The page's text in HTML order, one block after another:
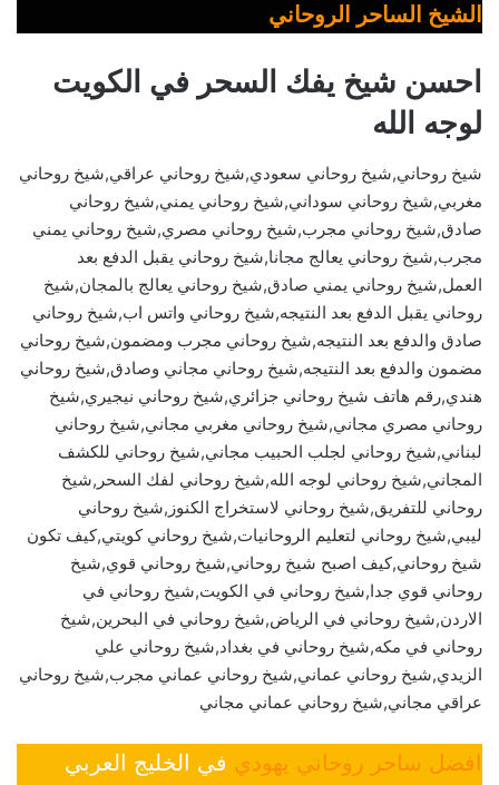
الشيخ الساحر الروحاني
احسن شيخ يفك السحر في الكويت
لوجه الله
شيخ روحاني,شيخ روحاني سعودي,شيخ روحاني عراقي,شيخ روحاني
مغربي,شيخ روحاني سوداني,شيخ روحاني يمني,شيخ روحاني
صادق,شيخ روحاني مجرب,شيخ روحاني مصري,شيخ روحاني يمني
مجرب,شيخ روحاني يعالج مجانا,شيخ روحاني يقبل الدفع بعد
العمل,شيخ روحاني يمني صادق,شيخ روحاني يعالج بالمجان,شيخ
روحاني يقبل الدفع بعد النتيجه,شيخ روحاني واتس اب,شيخ روحاني
صادق والدفع بعد النتيجه,شيخ روحاني مجرب ومضمون,شيخ روحاني
مضمون والدفع بعد النتيجه,شيخ روحاني مجاني وصادق,شيخ روحاني
هندي,رقم هاتف شيخ روحاني جزائري,شيخ روحاني نيجيري,شيخ
روحاني مصري مجاني,شيخ روحاني مغربي مجاني,شيخ روحاني
لبناني,شيخ روحاني لجلب الحبيب مجاني,شيخ روحاني للكشف
المجاني,شيخ روحاني لوجه الله,شيخ روحاني لفك السحر,شيخ
روحاني للتفريق,شيخ روحاني لاستخراج الكنوز,شيخ روحاني
ليبي,شيخ روحاني لتعليم الروحانيات,شيخ روحاني كويتي,كيف تكون
شيخ روحاني,كيف اصبح شيخ روحاني,شيخ روحاني قوي,شيخ
روحاني قوي جدا,شيخ روحاني في الكويت,شيخ روحاني في
الاردن,شيخ روحاني في الرياض,شيخ روحاني في البحرين,شيخ
روحاني في مكه,شيخ روحاني في بغداد,شيخ روحاني علي
الزيدي,شيخ روحاني عماني,شيخ روحاني عماني مجرب,شيخ روحاني
عراقي مجاني,شيخ روحاني عماني مجاني
افضل ساحر روحاني يهودي في الخليج العربي